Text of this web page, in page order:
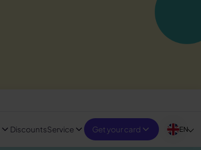
Discounts Get your card
Service EN